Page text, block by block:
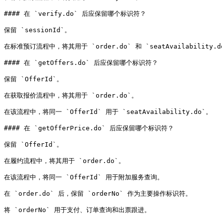
#### 在 `verify.do` 后应保留哪个标识符？
保留 `sessionId`。
在标准预订流程中，将其用于 `order.do` 和
#### 在 `getOffers.do` 后应保留哪个标识符？
保留 `OfferId`。
在获取报价流程中，将其用于 `order.do`。
在该流程中，将同一 `OfferId` 用于 `seatAvailability.do`。
#### 在 `getOfferPrice.do` 后应保留哪个标识符？
保留 `OfferId`。
在履约流程中，将其用于 `order.do`。
在该流程中，将同一 `OfferId` 用于附加服务查询。
在 `order.do` 后，保留 `orderNo` 作为主要操作标识符。
将 `orderNo` 用于支付、订单查询和出票跟进。